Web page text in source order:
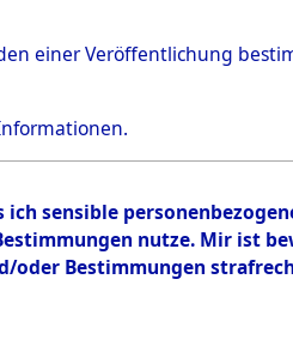
WENZEL, CHRISTIAN
einer Veröffentlichung
sensible
nutze. Mir ist
oder Bestimmungen